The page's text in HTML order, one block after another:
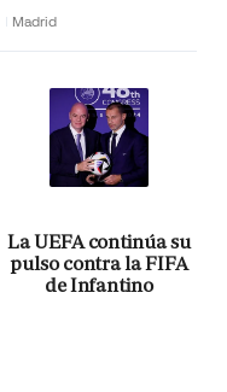
Madrid
La UEFA continúa su
pulso contra la FIFA
de Infantino